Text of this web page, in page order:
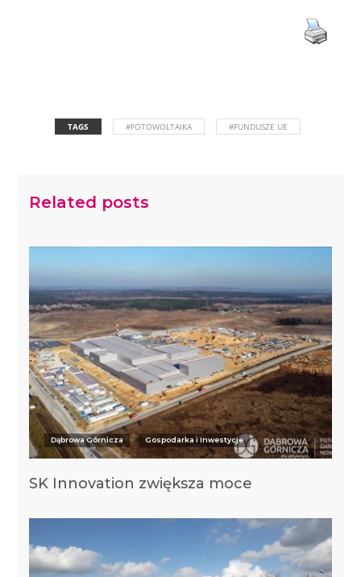
TAGS #FOTOWOLTAIKA #FUNDUSZE UE
Related posts
Dąbrowa Górnicza Gospodarka i Inwestycje
SK Innovation zwiększa moce